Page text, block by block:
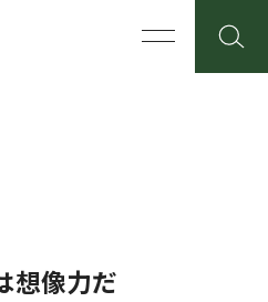
想像力だ